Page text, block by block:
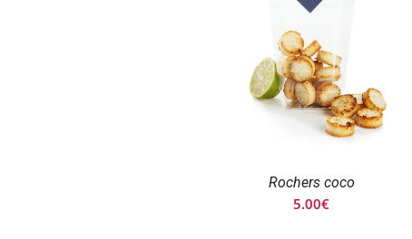
Rochers coco
5.00€